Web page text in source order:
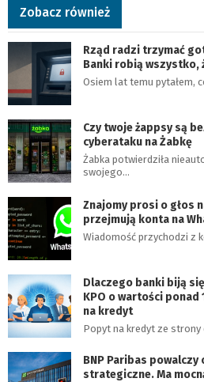
Zobacz również
Rząd radzi trzymać
Banki robią wszystko,
Osiem lat temu pytałem,
Czy twoje żappsy są
cyberataku na Żabkę
Żabka potwierdziła
swojego…
Znajomy prosi o głos
przejmują konta na
Wiadomość przychodzi z
Dlaczego banki biją
KPO o wartości ponad
na kredyt
Popyt na kredyt ze strony
BNP Paribas
strategiczne. Ma